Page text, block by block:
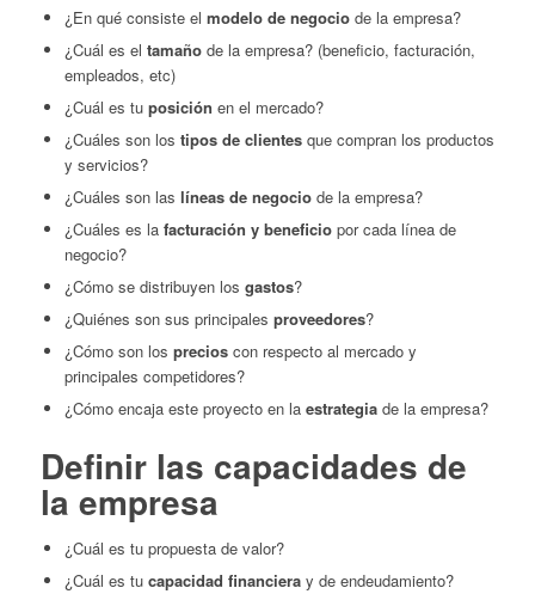
¿En qué consiste el modelo de negociode la empresa?
¿Cuál es el tamañode la empresa? (beneficio, facturación,
empleados, etc)
¿Cuál es tu posición en el mercado?
¿Cuáles son los tipos de clientesque compran los productos
y servicios?
¿Cuáles son las líneas de negociode la empresa?
¿Cuáles es la facturación y beneficiopor cada línea de
negocio?
¿Cómo se distribuyen los gastos?
¿Quiénes son sus principales proveedores?
¿Cómo son los precioscon respecto al mercado y
principales competidores?
¿Cómo encaja este proyecto en la estrategiade la empresa?
Definir las capacidades de
la empresa
¿Cuál es tu propuesta de valor?
¿Cuál es tu capacidad financieray de endeudamiento?